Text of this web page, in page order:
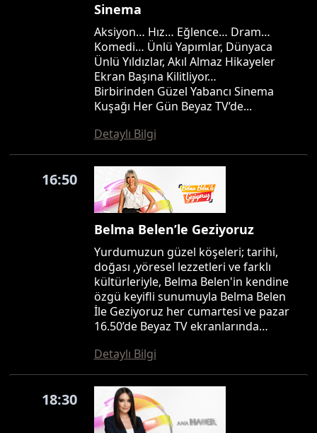
Sinema
Aksiyon… Hız… Eğlence… Dram…
Komedi… Ünlü Yapımlar, Dünyaca
Ünlü Yıldızlar, Akıl Almaz Hikayeler
Ekran Başına Kilitliyor…
Birbirinden Güzel Yabancı Sinema
Kuşağı Her Gün Beyaz TV’de...
Detaylı Bilgi
16:50
Belma Belen’le Geziyoruz
Yurdumuzun güzel köşeleri; tarihi,
doğası ,yöresel lezzetleri ve farklı
kültürleriyle, Belma Belen'in kendine
özgü keyifli sunumuyla Belma Belen
İle Geziyoruz her cumartesi ve pazar
16.50’de Beyaz TV ekranlarında…
Detaylı Bilgi
18:30